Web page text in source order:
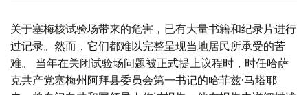
关于塞梅核试验场带来的危害，已有大量书籍和纪录片进行
过记录。然而，它们都难以完整呈现当地居民所承受的苦
难。 当年在关闭试验场问题被正式提上议程时，时任哈萨
克共产党塞梅州阿拜县委员会第一书记的哈菲兹·马塔耶